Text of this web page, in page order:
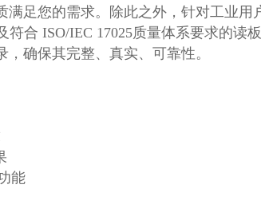
足您的需求。除此之外，针对工业用
符合 ISO/IEC 17025质量体系要求的读
确保其完整、真实、可靠性。
能